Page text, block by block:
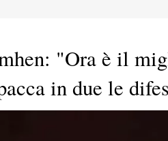
"Ora è il
in due le